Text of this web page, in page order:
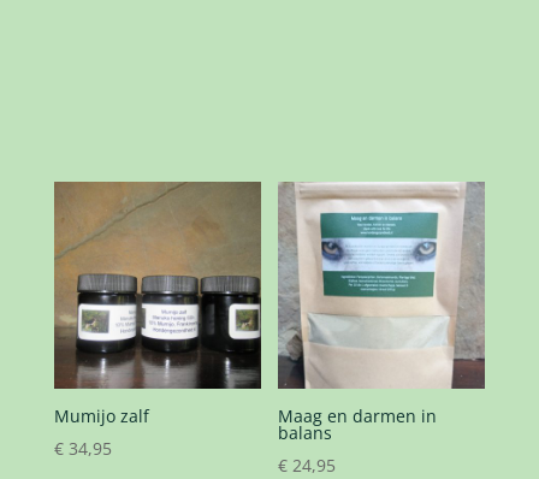
Mumijo zalf
€34,95
Maag en darmen in
balans
€ 24,95